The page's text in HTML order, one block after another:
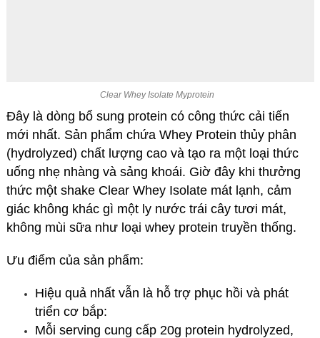
Clear Whey Isolate Myprotein
Đây là dòng bổ sung protein có công thức cải tiến
mới nhất. Sản phẩm chứa Whey Protein thủy phân
(hydrolyzed) chất lượng cao và tạo ra một loại thức
uống nhẹ nhàng và sảng khoái. Giờ đây khi thưởng
thức một shake Clear Whey Isolate mát lạnh, cảm
giác không khác gì một ly nước trái cây tươi mát,
không mùi sữa như loại whey protein truyền thống.
Ưu điểm của sản phẩm:
Hiệu quả nhất vẫn là hỗ trợ phục hồi và phát
triển cơ bắp:
Mỗi serving cung cấp 20g protein hydrolyzed,